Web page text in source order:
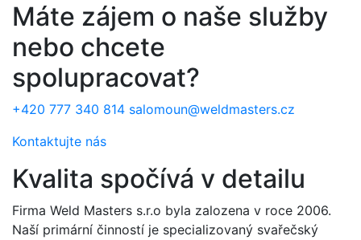
Máte zájem o naše služby
nebo chcete
spolupracovat?
+420 777 340 814 salomoun@weldmasters.cz
Kontaktujte nás
Kvalita spočívá v detailu
Firma Weld Masters s.r.o byla zalozena v roce 2006.
Naší primární činností je specializovaný svařečský